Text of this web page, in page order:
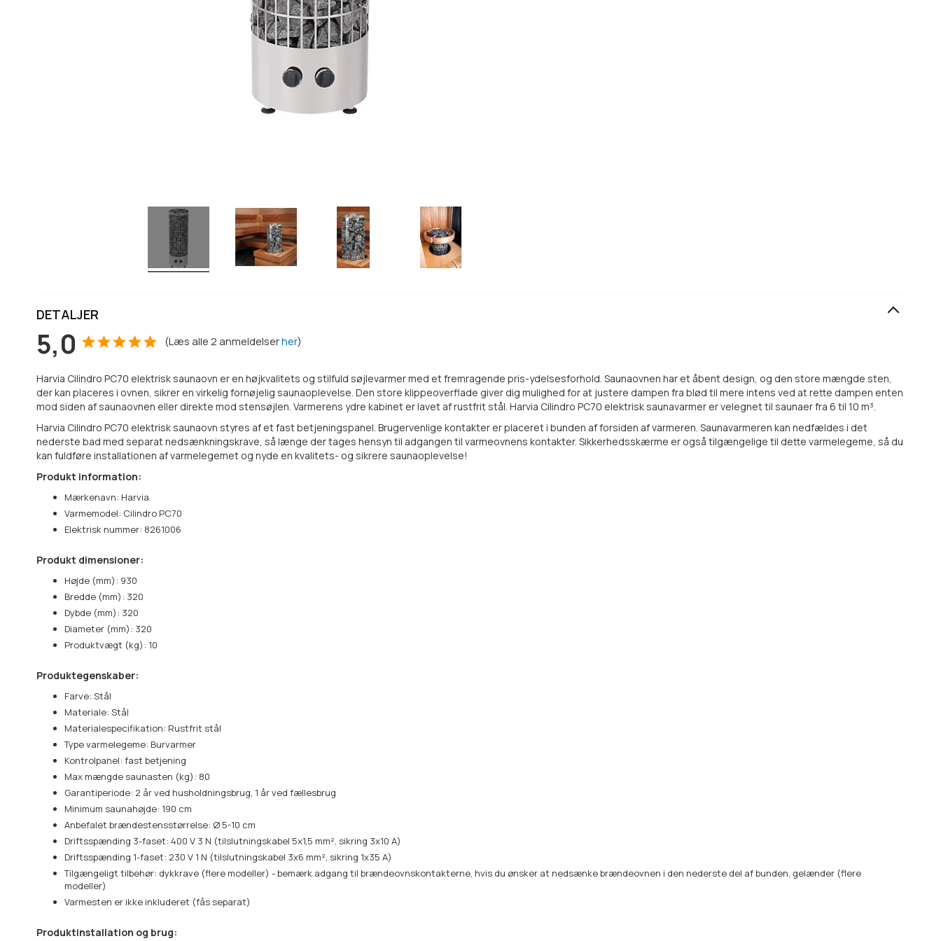
DETALJER
5,0 (Læs alle2anmeldelserher)
Harvia Cilindro PC70 elektrisk saunaovn er en højkvalitets og stilfuld søjlevarmer med et fremragende pris-ydelsesforhold. Saunaovnen har et åbent design, og den store mængde sten,
der kan placeres i ovnen, sikrer en virkelig fornøjelig saunaoplevelse. Den store klippeoverflade giver dig mulighed for at justere dampen fra blød til mere intens ved at rette dampen enten
mod siden af saunaovnen eller direkte mod stensøjlen. Varmerens ydre kabinet er lavet af rustfrit stål. Harvia Cilindro PC70 elektrisk saunavarmer er velegnet til saunaer fra 6 til 10 m³.
Harvia Cilindro PC70 elektrisk saunaovn styres af et fast betjeningspanel. Brugervenlige kontakter er placeret i bunden af forsiden af varmeren. Saunavarmeren kan nedfældes i det
nederste bad med separat nedsænkningskrave, så længe der tages hensyn til adgangen til varmeovnens kontakter. Sikkerhedsskærme er også tilgængelige til dette varmelegeme, så du
kan fuldføre installationen af varmelegemet og nyde en kvalitets- og sikrere saunaoplevelse!
Produkt information:
Mærkenavn: Harvia
Varmemodel: Cilindro PC70
Elektrisk nummer: 8261006
Produkt dimensioner:
Højde (mm): 930
Bredde (mm): 320
Dybde (mm): 320
Diameter (mm): 320
Produktvægt (kg): 10
Produktegenskaber:
Farve: Stål
Materiale: Stål
Materialespecifikation: Rustfrit stål
Type varmelegeme: Burvarmer
Kontrolpanel: fast betjening
Max mængde saunasten (kg): 80
Garantiperiode: 2 år ved husholdningsbrug, 1 år ved fællesbrug
Minimum saunahøjde: 190 cm
Anbefalet brændestensstørrelse: Ø 5-10 cm
Driftsspænding 3-faset: 400 V 3 N (tilslutningskabel 5x1,5 mm², sikring 3x10 A)
Driftsspænding 1-faset: 230 V 1 N (tilslutningskabel 3x6 mm², sikring 1x35 A)
Tilgængeligt tilbehør: dykkrave (flere modeller) - bemærk adgang til brændeovnskontakterne, hvis du ønsker at nedsænke brændeovnen i den nederste del af bunden, gelænder (flere
modeller)
Varmesten er ikke inkluderet (fås separat)
Produktinstallation og brug: